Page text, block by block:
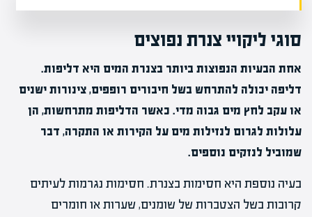
סוגי ליקויי צנרת נפוצים
אחת הבעיות הנפוצות ביותר בצנרת המים היא דליפות.
דליפה יכולה להתרחש בשל חיבורים רופפים, צינורות ישנים
או עקב לחץ מים גבוה מדי. כאשר הדליפות מתרחשות, הן
עלולות לגרום לנזילות מים על הקירות או התקרה, דבר
שמוביל לנזקים נוספים.
בעיה נוספת היא חסימות בצנרת. חסימות נגרמות לעיתים
קרובות בשל הצטברות של שומנים, שערות או חומרים